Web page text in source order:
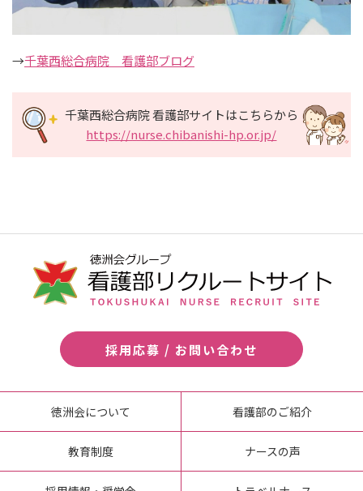
→千葉西総合病院 看護部ブログ
千葉西総合病院 看護部サイトはこちらから
https://nurse.chibanishi-hp.or.jp/
採用応募 / お問い合わせ
徳洲会について 看護部のご紹介
教育制度 ナースの声